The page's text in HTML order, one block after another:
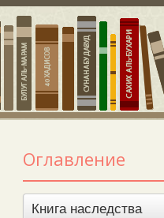
Оглавление
Книга наследства